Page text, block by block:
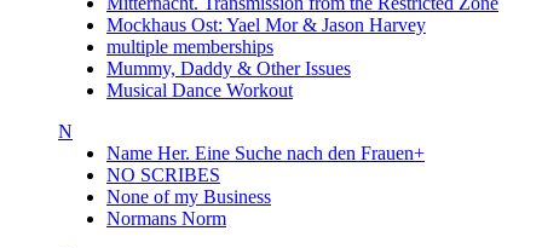
Mockhaus Ost: Yael Mor & Jason Harvey
multiple memberships
Mummy, Daddy & Other Issues
Musical Dance Workout
N
Name Her. Eine Suche nach den Frauen+
NO SCRIBES
None of my Business
Normans Norm